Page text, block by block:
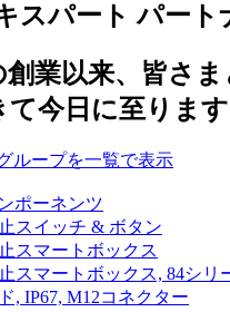
スパート パート
創業以来、皆さ
今日に至ります
ループを一覧で表示
ポーネンツ
スイッチ & ボタン
スマートボックス
スマートボックス, 84シリ
, IP67, M12コネクター